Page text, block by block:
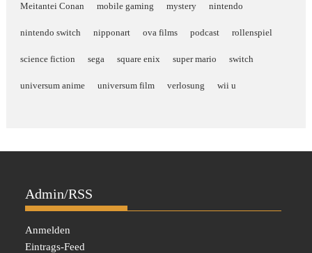
Meitantei Conan mobile gaming mystery nintendo
nintendo switch nipponart ova films podcast rollenspiel
science fiction sega square enix super mario switch
universum anime universum film verlosung wii u
Admin/RSS
Anmelden
Eintrags-Feed